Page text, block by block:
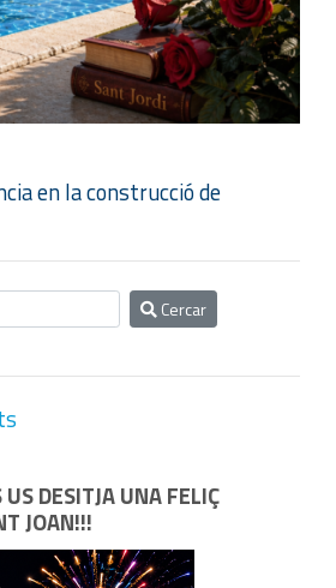
en la construcció de
Cercar
DESITJA UNA FELIÇ
JOAN!!!